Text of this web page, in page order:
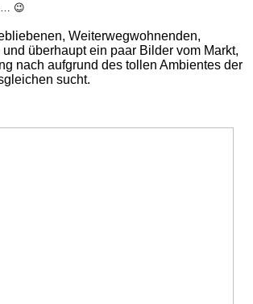
😉
Weiterwegwohnenden,
überhaupt ein paar Bilder vom Markt,
nach aufgrund des tollen Ambientes der
sucht.